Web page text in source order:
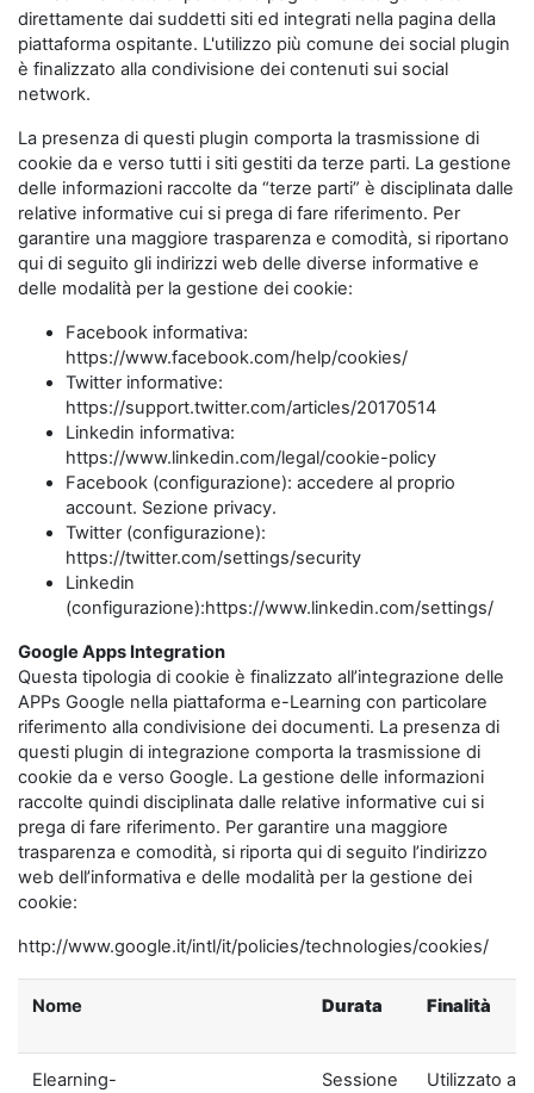
direttamente dai suddetti siti ed integrati nella pagina della
piattaforma ospitante. L'utilizzo più comune dei social plugin
è finalizzato alla condivisione dei contenuti sui social
network.
La presenza di questi plugin comporta la trasmissione di
cookie da e verso tutti i siti gestiti da terze parti. La gestione
delle informazioni raccolte da “terze parti” è disciplinata dalle
relative informative cui si prega di fare riferimento. Per
garantire una maggiore trasparenza e comodità, si riportano
qui di seguito gli indirizzi web delle diverse informative e
delle modalità per la gestione dei cookie:
Facebook informativa:
https://www.facebook.com/help/cookies/
Twitter informative:
https://support.twitter.com/articles/20170514
Linkedin informativa:
https://www.linkedin.com/legal/cookie-policy
Facebook (configurazione): accedere al proprio
account. Sezione privacy.
Twitter (configurazione):
https://twitter.com/settings/security
Linkedin
(configurazione):https://www.linkedin.com/settings/
Google Apps Integration
Questa tipologia di cookie è finalizzato all’integrazione delle
APPs Google nella piattaforma e-Learning con particolare
riferimento alla condivisione dei documenti. La presenza di
questi plugin di integrazione comporta la trasmissione di
cookie da e verso Google. La gestione delle informazioni
raccolte quindi disciplinata dalle relative informative cui si
prega di fare riferimento. Per garantire una maggiore
trasparenza e comodità, si riporta qui di seguito l’indirizzo
web dell’informativa e delle modalità per la gestione dei
cookie:
http://www.google.it/intl/it/policies/technologies/cookies/
Nome Durata Finalità
Elearning-
Sessione
Utilizzato ai